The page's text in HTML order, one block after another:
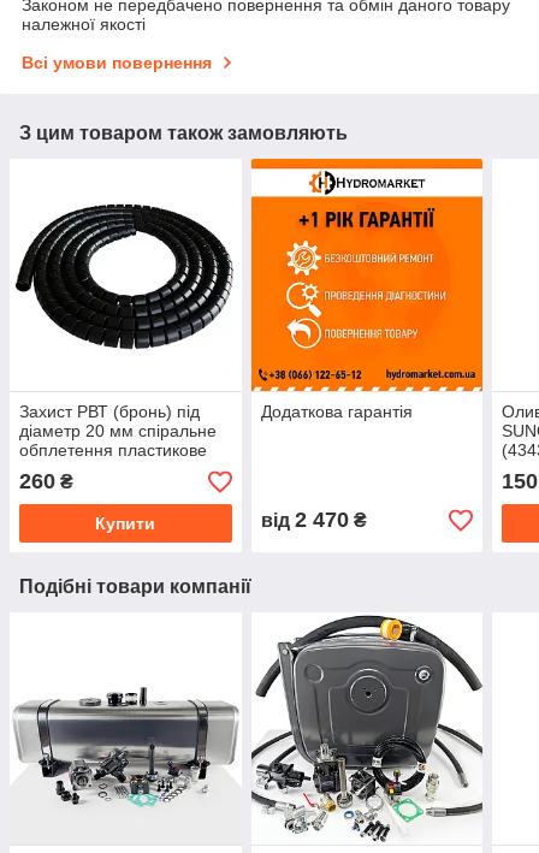
Законом не передбачено повернення та обмін даного товару
належної якості
Всі умови повернення
З цим товаром також замовляють
Захист РВТ (бронь) під
діаметр 20 мм спіральне
обплетення пластикове
260 ₴
Купити
Додаткова гарантія
від 2 470₴
150
Подібні товари компанії